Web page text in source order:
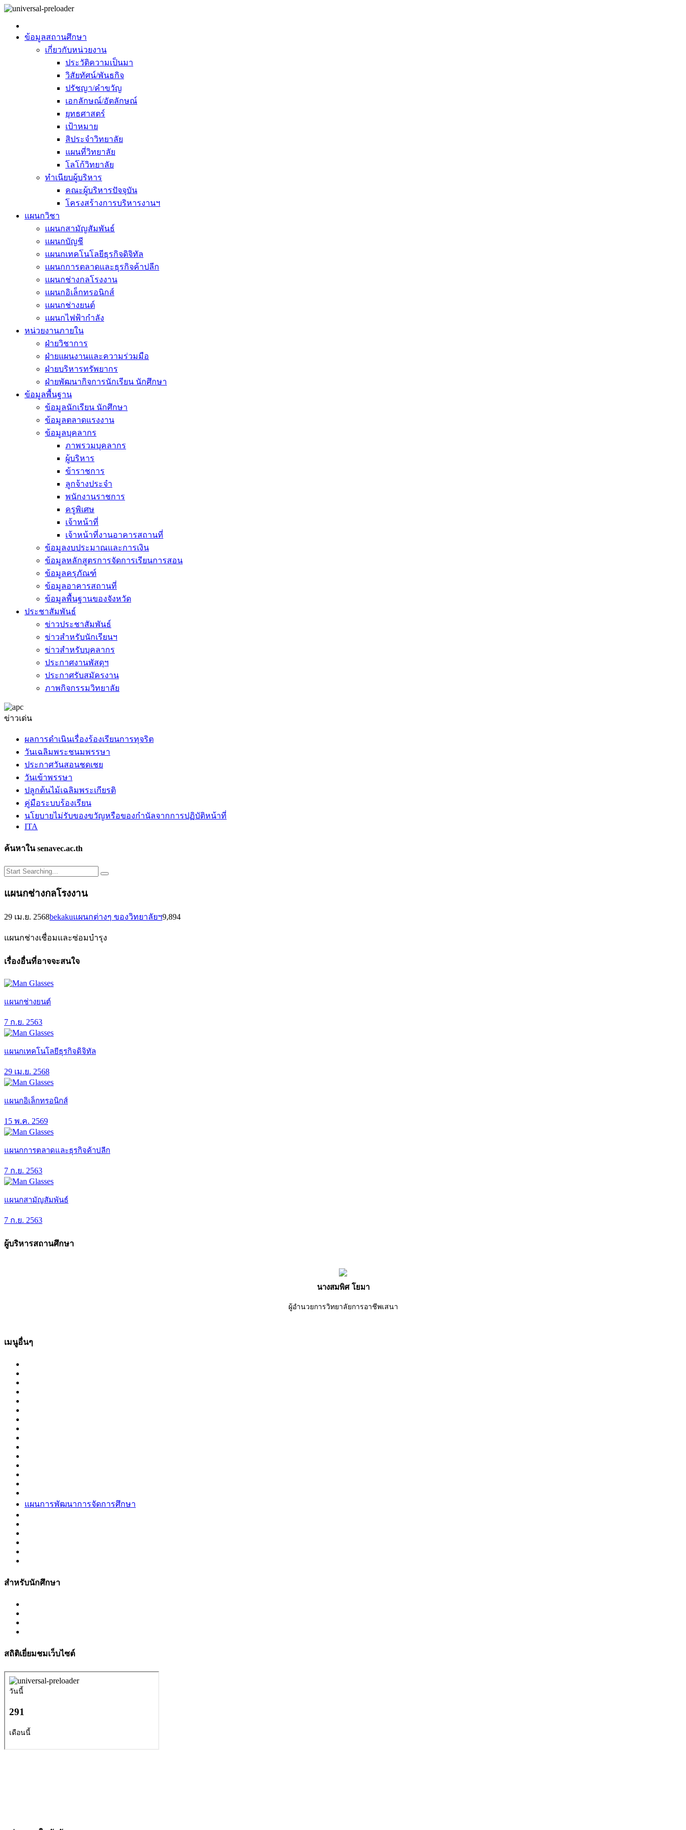
ข้อมูลสถานศึกษา
เกี่ยวกับหน่วยงาน
ประวัติความเป็นมา
วิสัยทัศน์/พันธกิจ
ปรัชญา/คำขวัญ
เอกลักษณ์/อัตลักษณ์
ยุทธศาสตร์
เป้าหมาย
สิประจำวิทยาลัย
แผนที่วิทยาลัย
โลโก้วิทยาลัย
ทำเนียบผู้บริหาร
คณะผู้บริหารปัจจุบัน
โครงสร้างการบริหารงานฯ
แผนกวิชา
แผนกสามัญสัมพันธ์
แผนกบัญชี
แผนกเทคโนโลยีธุรกิจดิจิทัล
แผนกการตลาดและธุรกิจค้าปลีก
แผนกช่างกลโรงงาน
แผนกอิเล็กทรอนิกส์
แผนกช่างยนต์
แผนกไฟฟ้ากำลัง
หน่วยงานภายใน
ฝ่ายวิชาการ
ฝ่ายแผนงานและความร่วมมือ
ฝ่ายบริหารทรัพยากร
ฝ่ายพัฒนากิจการนักเรียน นักศึกษา
ข้อมูลพื้นฐาน
ข้อมูลนักเรียน นักศึกษา
ข้อมูลตลาดแรงงาน
ข้อมูลบุคลากร
ภาพรวมบุคลากร
ผู้บริหาร
ข้าราชการ
ลูกจ้างประจำ
พนักงานราชการ
ครูพิเศษ
เจ้าหน้าที่
เจ้าหน้าที่งานอาคารสถานที่
ข้อมูลงบประมาณและการเงิน
ข้อมูลหลักสูตรการจัดการเรียนการสอน
ข้อมูลครุภัณฑ์
ข้อมูลอาคารสถานที่
ข้อมูลพื้นฐานของจังหวัด
ประชาสัมพันธ์
ข่าวประชาสัมพันธ์
ข่าวสำหรับนักเรียนฯ
ข่าวสำหรับบุคลากร
ประกาศงานพัสดุฯ
ประกาศรับสมัครงาน
ภาพกิจกรรมวิทยาลัย
ข่าวเด่น
ผลการดำเนินเรื่องร้องเรียนการทุจริต
วันเฉลิมพระชนมพรรษา
ประกาศวันสอนชดเชย
วันเข้าพรรษา
ปลูกต้นไม้เฉลิมพระเกียรติ
คู่มือระบบร้องเรียน
นโยบายไม่รับของขวัญหรือของกำนัลจากการปฏิบัติหน้าที่
ITA
ค้นหาใน senavec.ac.th
แผนกช่างกลโรงงาน
29 เม.ย. 2568bekakuแผนกต่างๆ ของวิทยาลัยฯ9,894
แผนกช่างเชื่อมและซ่อมบำรุง
เรื่องอื่นที่อาจจะสนใจ
แผนกช่างยนต์
7 ก.ย. 2563
แผนกเทคโนโลยีธุรกิจดิจิทัล
29 เม.ย. 2568
แผนกอิเล็กทรอนิกส์
15 พ.ค. 2569
แผนกการตลาดและธุรกิจค้าปลีก
7 ก.ย. 2563
แผนกสามัญสัมพันธ์
7 ก.ย. 2563
ผู้บริหารสถานศึกษา
นางสมพิศ โยมา
ผู้อำนวยการวิทยาลัยการอาชีพเสนา
เมนูอื่นๆ
แผนการพัฒนาการจัดการศึกษา
สำหรับนักศึกษา
สถิติเยี่ยมชมเว็บไซต์